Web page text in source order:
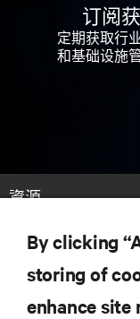
订阅
定期获取行
和基础设施
資源
支援
總公司
By clicking
storing of
enhance site